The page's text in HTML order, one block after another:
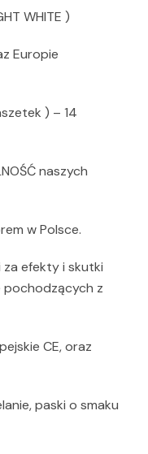
WHITE )
Europie
) – 14
naszych
w Polsce.
efekty i skutki
z
CE, oraz
paski o smaku